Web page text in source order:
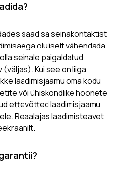
saad sa seinakontaktist
oluliselt vähendada.
seinale paigaldatud
Kui see on liiga
laadimisjaamu oma kodu
või ühiskondlike hoonete
ettevõtted laadimisjaamu
Reaalajas laadimisteavet